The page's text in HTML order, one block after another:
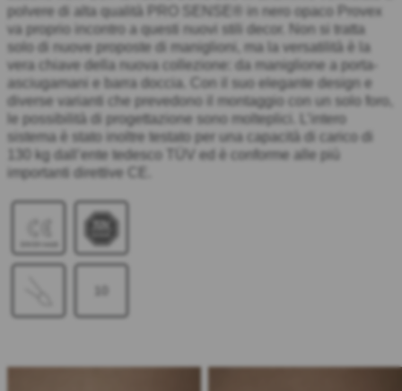
polvere di alta qualità PRO SENSE® in nero opaco Provex
va proprio incontro a questi nuovi stili decor. Non si tratta
solo di nuove proposte di maniglioni, ma la versatilità è la
vera chiave della nuova collezione: da maniglione a porta-
asciugamani e barra doccia. Con il suo elegante design e
diverse varianti che prevedono il montaggio con un solo foro,
le possibilità di progettazione sono molteplici. L’intero
sistema è stato inoltre testato per una capacità di carico di
130 kg dall’ente tedesco TÜV ed è conforme alle più
importanti direttive CE.